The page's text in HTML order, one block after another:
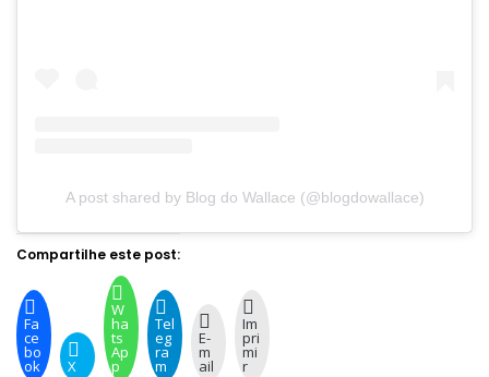
A post shared by Blog do Wallace (@blogdowallace)
Compartilhe este post:
Fa
ce
bo
ok X
W
ha
ts
Ap
p
Tel
eg
ra
m
E-
m
ail
Im
pri
mi
r